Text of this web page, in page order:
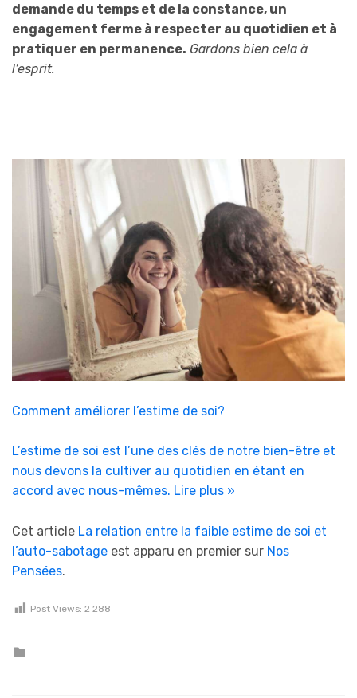
demande du temps et de la constance, un
engagement ferme à respecter au quotidien et à
pratiquer en permanence. Gardons bien cela à
l’esprit.
Comment améliorer l’estime de soi?
L’estime de soi est l’une des clés de notre bien-être et
nous devons la cultiver au quotidien en étant en
accord avec nous-mêmes. Lire plus »
Cet article La relation entre la faible estime de soi et
l’auto-sabotage est apparu en premier sur Nos
Pensées.
Post Views: 2 288